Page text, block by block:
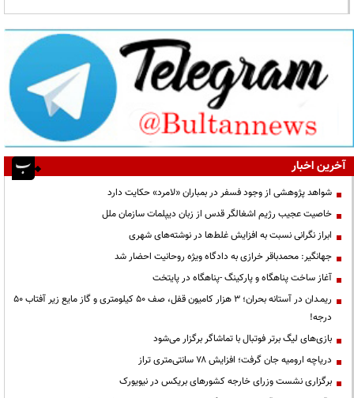
آخرین اخبار
شواهد پژوهشی از وجود فسفر در بمباران «لامرد» حکایت دارد
خاصیت عجیب رژیم اشغالگر قدس از زبان دیپلمات سازمان ملل
ابراز نگرانی نسبت به افزایش غلط‌ها در نوشته‌های شهری
جهانگیر: محمدباقر خرازی به دادگاه ویژه روحانیت احضار شد
آغاز ساخت پناهگاه و پارکینگ -پناهگاه در پایتخت
ریمـدان در آستانه بحران؛ ۳ هزار کامیون قفل، صف ۵۰ کیلومتری و گاز مایع زیر آفتاب ۵۰
درجه!
بازی‌های لیگ برتر فوتبال با تماشاگر برگزار می‌شود
دریاچه ارومیه جان گرفت؛ افزایش ۷۸ سانتی‌متری تراز
برگزاری نشست وزرای خارجه کشورهای بریکس در نیویورک